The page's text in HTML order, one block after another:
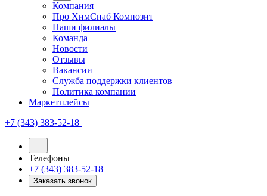
Компания
Про ХимСнаб Композит
Наши филиалы
Команда
Новости
Отзывы
Вакансии
Служба поддержки клиентов
Политика компании
Маркетплейсы
+7 (343) 383-52-18
Телефоны
+7 (343) 383-52-18
Заказать звонок